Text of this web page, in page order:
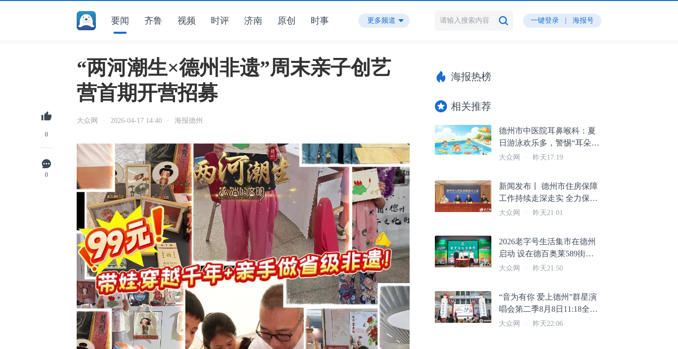
要闻 齐鲁 视频 时评 济南 原创 时事 更多频道 一键登录 海报号
0
0
“两河潮生×德州非遗”周末亲子创艺
营首期开营招募
大众网 · 2026-04-17 14:40 · 海报德州
海报热榜
相关推荐
德州市中医院耳鼻喉科：夏
日游泳欢乐多，警惕“耳朵刺
客”偷袭！
大众网 · 昨天17:19
新闻发布丨 德州市住房保障
工作持续走深走实 全力保障
群众安居宜居
大众网 · 昨天21:01
2026老字号生活集市在德州
启动 设在德百奥莱589街区
将持续至8月16日
大众网 · 昨天21:50
“音为有你 爱上德州”群星演
唱会第二季8月8日11:18全网
预售开票
大众网 · 昨天22:06